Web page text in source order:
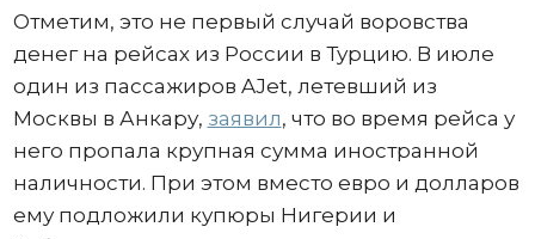
Отметим, это не первый случай воровства
денег на рейсах из России в Турцию. В июле
один из пассажиров AJet, летевший из
Москвы в Анкару, заявил, что во время рейса у
него пропала крупная сумма иностранной
наличности. При этом вместо евро и долларов
ему подложили купюры Нигерии и